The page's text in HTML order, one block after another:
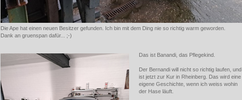
Die Ape hat einen neuen Besitzer gefunden. Ich bin mit dem Ding nie so richtig warm geworden.
Dank an gruenspan dafür... ;-)
Das ist Banandi, das Pflegekind.
Der Bernandi will nicht so richtig laufen, und
ist jetzt zur Kur in Rheinberg. Das wird eine
eigene Geschichte, wenn ich weiss wohin
der Hase läuft.